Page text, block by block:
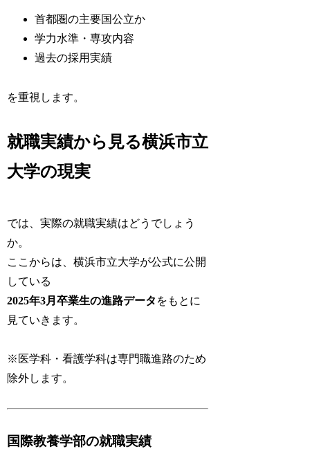
首都圏の主要国公立か
学力水準・専攻内容
過去の採用実績
を重視します。
就職実績から見る横浜市立
大学の現実
では、実際の就職実績はどうでしょう
か。
ここからは、横浜市立大学が公式に公開
している
2025年3月卒業生の進路データ をもとに
見ていきます。
※医学科・看護学科は専門職進路のため
除外します。
国際教養学部の就職実績